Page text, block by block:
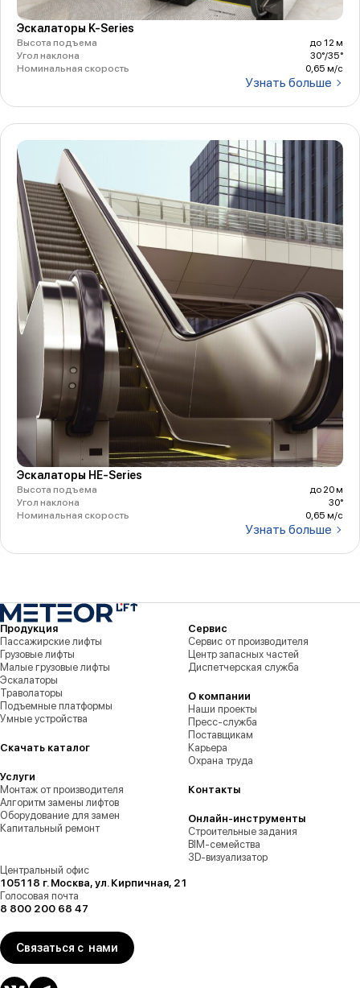
Эскалаторы K-Series
Высота подъема
до 12 м
Угол наклона
30°/35°
Номинальная скорость
0,65 м/с
Узнать больше
Эскалаторы HE-Series
Высота подъема
до 20 м
Угол наклона
30°
Номинальная скорость
0,65 м/с
Узнать больше
Продукция
Пассажирские лифты
Грузовые лифты
Малые грузовые лифты
Эскалаторы
Траволаторы
Подъемные платформы
Умные устройства
Скачать каталог
Услуги
Монтаж от производителя
Алгоритм замены лифтов
Оборудование для замен
Капитальный ремонт
Сервис
Сервис от производителя
Центр запасных частей
Диспетчерская служба
О компании
Наши проекты
Пресс-служба
Поставщикам
Карьера
Охрана труда
Контакты
Онлайн-инструменты
Строительные задания
BIM-семейства
3D-визуализатор
Центральный офис
105118 г. Москва, ул. Кирпичная, 21
Голосовая почта
8 800 200 68 47
Связаться с нами